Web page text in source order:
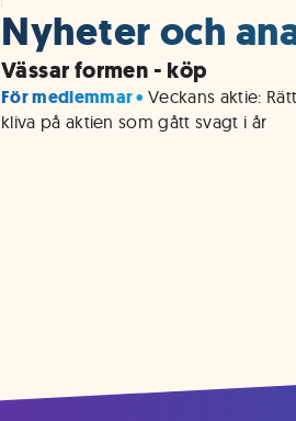
Nyheter och
Vässar formen - köp
För medlemmar • Veckans aktie:
kliva på aktien som gått svagt i år